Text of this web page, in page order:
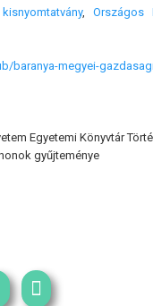
kisnyomtatvány, Országos
baranya-megyei-
Egyetemi Könyvtár
gyűjteménye